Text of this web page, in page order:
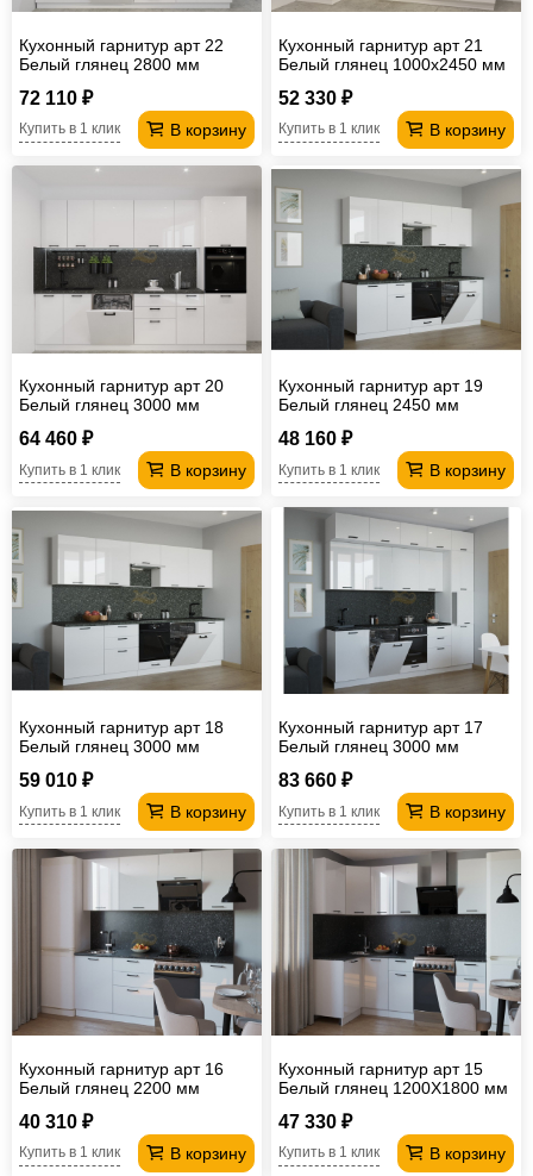
Кухонный гарнитур арт 22
Белый глянец 2800 мм
72 110 ₽
В корзину
Купить в 1 клик
Кухонный гарнитур арт 21
Белый глянец 1000х2450 мм
52 330 ₽
В корзину
Купить в 1 клик
Кухонный гарнитур арт 20
Белый глянец 3000 мм
64 460 ₽
В корзину
Купить в 1 клик
Кухонный гарнитур арт 19
Белый глянец 2450 мм
48 160 ₽
В корзину
Купить в 1 клик
Кухонный гарнитур арт 18
Белый глянец 3000 мм
59 010 ₽
В корзину
Купить в 1 клик
Кухонный гарнитур арт 17
Белый глянец 3000 мм
83 660 ₽
В корзину
Купить в 1 клик
Кухонный гарнитур арт 16
Белый глянец 2200 мм
40 310 ₽
В корзину
Купить в 1 клик
Кухонный гарнитур арт 15
Белый глянец 1200Х1800 мм
47 330 ₽
В корзину
Купить в 1 клик